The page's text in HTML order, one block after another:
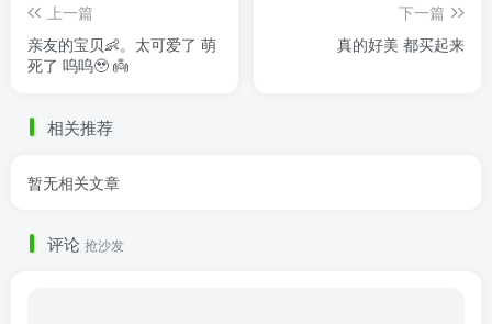
上一篇
亲友的宝贝👶。太可爱了 萌
死了 呜呜🥹 👼
下一篇
真的好美 都买起来
相关推荐
暂无相关文章
评论 抢沙发